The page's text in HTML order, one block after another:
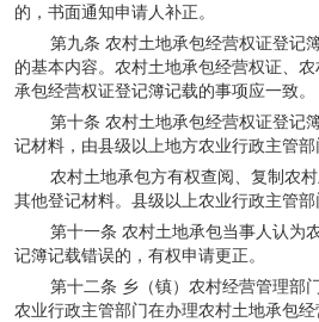
的，书面通知申请人补正。
第九条 农村土地承包经营权证登记
的基本内容。农村土地承包经营权证、
承包经营权证登记簿记载的事项应一致。
第十条 农村土地承包经营权证登记
记材料，由县级以上地方农业行政主管部
农村土地承包方有权查阅、复制农
其他登记材料。县级以上农业行政主管部
第十一条 农村土地承包当事人认为
记簿记载错误的，有权申请更正。
第十二条 乡（镇）农村经营管理部
农业行政主管部门在办理农村土地承包